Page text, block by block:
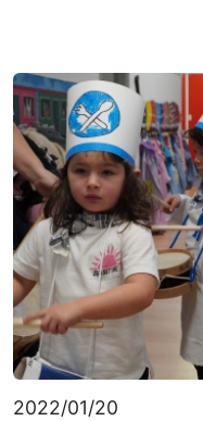
2022/01/20